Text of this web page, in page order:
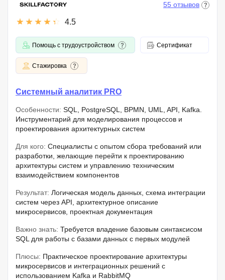
4.5
55 отзывов
Помощь с трудоустройством Сертификат
Стажировка
Системный аналитик PRO
Особенности: SQL, PostgreSQL, BPMN, UML, API, Kafka.
Инструментарий для моделирования процессов и
проектирования архитектурных систем
Для кого: Специалисты с опытом сбора требований или
разработки, желающие перейти к проектированию
архитектуры систем и управлению техническим
взаимодействием компонентов
Результат: Логическая модель данных, схема интеграции
систем через API, архитектурное описание
микросервисов, проектная документация
Важно знать: Требуется владение базовым синтаксисом
SQL для работы с базами данных с первых модулей
Плюсы: Практическое проектирование архитектуры
микросервисов и интеграционных решений с
использованием Kafka и RabbitMQ